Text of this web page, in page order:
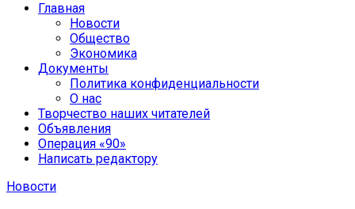
Главная
Новости
Общество
Экономика
Документы
Политика конфиденциальности
О нас
Творчество наших читателей
Объявления
Операция «90»
Написать редактору
Новости